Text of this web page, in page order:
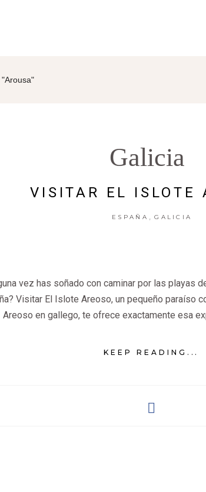
"Arousa"
Galicia
VISITAR EL ISLOTE
ESPAÑA GALICIA
vez has soñado con caminar por las playas
Visitar El Islote Areoso, un pequeño paraíso
Areoso en gallego, te ofrece exactamente esa
KEEP READING...